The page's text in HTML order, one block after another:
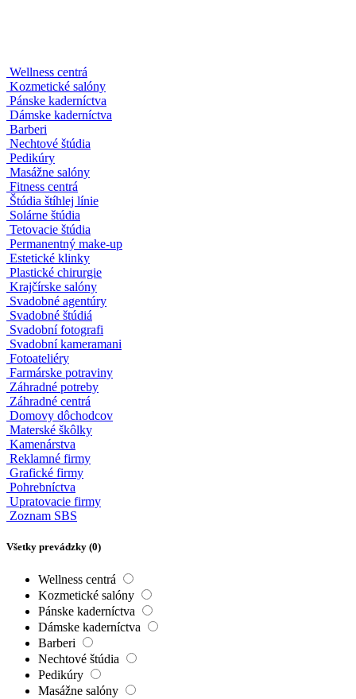
Wellness centrá
Kozmetické salóny
Pánske kaderníctva
Dámske kaderníctva
Barberi
Nechtové štúdia
Pedikúry
Masážne salóny
Fitness centrá
Štúdia štíhlej línie
Solárne štúdia
Tetovacie štúdia
Permanentný make-up
Estetické klinky
Plastické chirurgie
Krajčírske salóny
Svadobné agentúry
Svadobné štúdiá
Svadobní fotografi
Svadobní kameramani
Fotoateliéry
Farmárske potraviny
Záhradné potreby
Záhradné centrá
Domovy dôchodcov
Materské škôlky
Kamenárstva
Reklamné firmy
Grafické firmy
Pohrebníctva
Zoznam SBS
Všetky prevádzky (0)
Wellness centrá
Kozmetické salóny
Pánske kaderníctva
Dámske kaderníctva
Barberi
Nechtové štúdia